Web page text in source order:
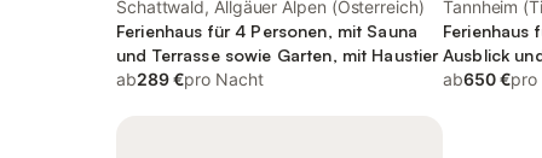
Schattwald, Allgäuer Alpen (Österreich)
Ferienhaus für 4 Personen, mit Sauna
und Terrasse sowie Garten, mit Haustier
ab289 €pro Nacht
Tannheim
(Österreich)
Ferienhaus
Ausblick
Garten, mit
ab650 €pro